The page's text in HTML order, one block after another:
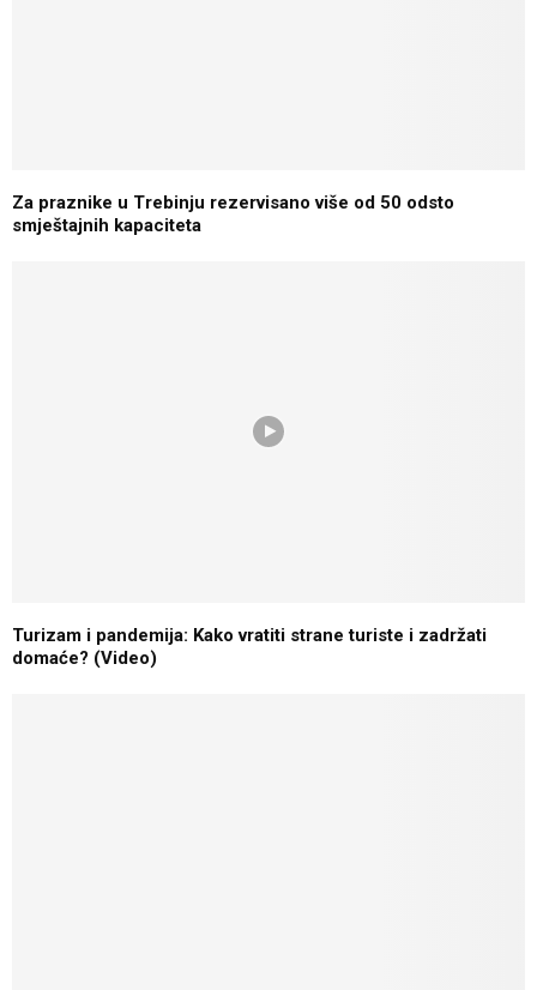
Za praznike u Trebinju rezervisano više od 50 odsto
smještajnih kapaciteta
Turizam i pandemija: Kako vratiti strane turiste i zadržati
domaće? (Video)